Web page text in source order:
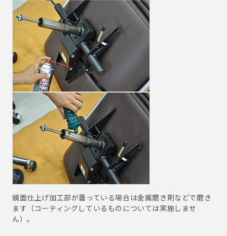
鏡面仕上げ加工部が曇っている場合は金属磨き剤などで磨き
ます（コーティングしているものについては実施しませ
ん）。